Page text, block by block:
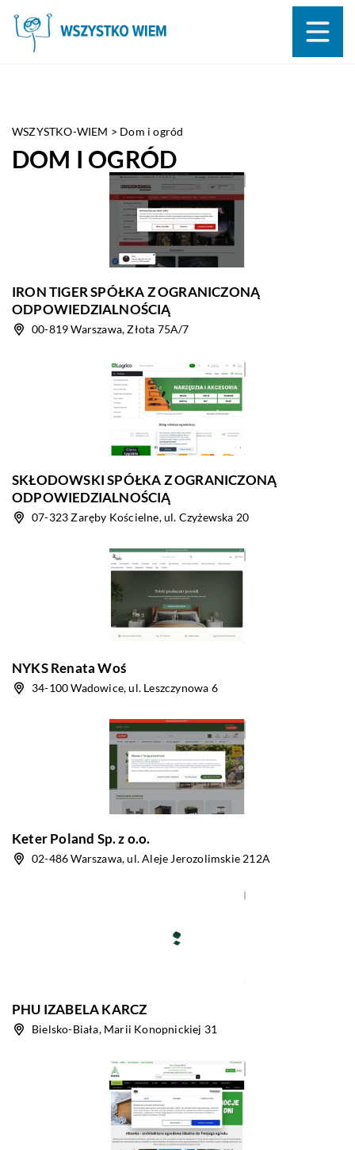
WSZYSTKO-WIEM > Dom i ogród
DOM I OGRÓD
IRON TIGER SPÓŁKA Z OGRANICZONĄ
ODPOWIEDZIALNOŚCIĄ
00-819 Warszawa, Złota 75A/7
SKŁODOWSKI SPÓŁKA Z OGRANICZONĄ
ODPOWIEDZIALNOŚCIĄ
07-323 Zaręby Kościelne, ul. Czyżewska 20
NYKS Renata Woś
34-100 Wadowice, ul. Leszczynowa 6
Keter Poland Sp. z o.o.
02-486 Warszawa, ul. Aleje Jerozolimskie 212A
PHU IZABELA KARCZ
Bielsko-Biała, Marii Konopnickiej 31